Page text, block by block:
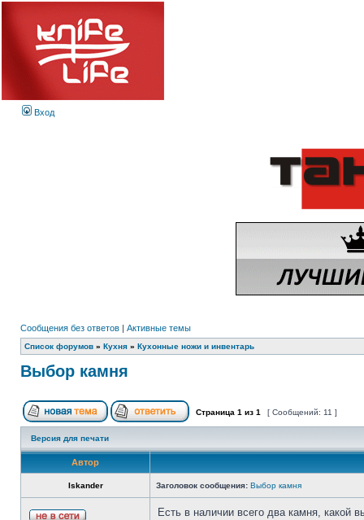
Вход
Сообщения без ответов | Активные темы
Список форумов » Кухня » Кухонные ножи и инвентарь
Выбор камня
Страница 1 из 1 [ Сообщений: 11 ]
Версия для печати
Автор
Iskander Заголовок сообщения: Выбор камня
Есть в наличии всего два камня, какой